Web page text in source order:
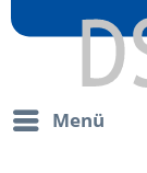
Menü